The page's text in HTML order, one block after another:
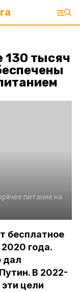
130 тысяч
питание на
бесплатное
2020 года.
дал
В 2022-
цели